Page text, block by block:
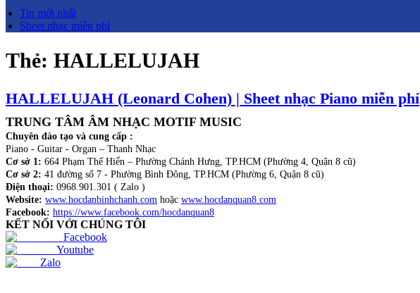
Tin mới nhất
Sheet nhạc miễn phí
Thẻ: HALLELUJAH
HALLELUJAH (Leonard Cohen) | Sheet nhạc Piano miễn phí
TRUNG TÂM ÂM NHẠC MOTIF MUSIC
Chuyên đào tạo và cung cấp :
Piano - Guitar - Organ – Thanh Nhạc
Cơ sở 1: 664 Phạm Thế Hiển – Phường Chánh Hưng, TP.HCM (Phường 4, Quận 8 cũ)
Cơ sở 2: 41 đường số 7 - Phường Bình Đông, TP.HCM (Phường 6, Quận 8 cũ)
Điện thoại: 0968.901.301 ( Zalo )
Website: www.hocdanbinhchanh.com hoặc www.hocdanquan8.com
Facebook: https://www.facebook.com/hocdanquan8
KẾT NỐI VỚI CHÚNG TÔI
Facebook
Youtube
Zalo